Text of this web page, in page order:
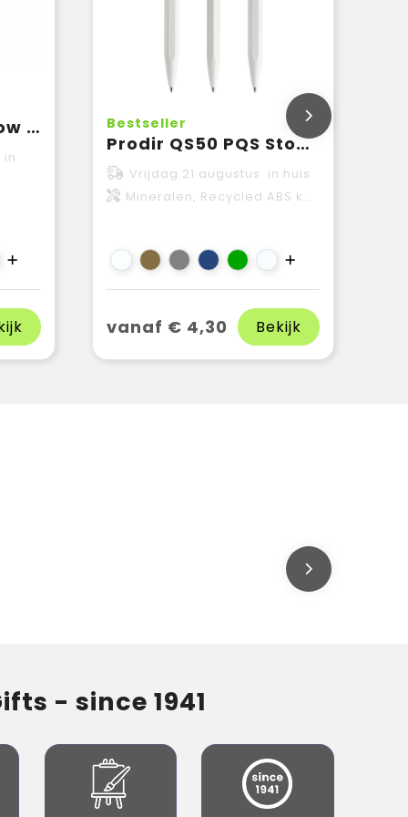
Balpen ClickShadow soft touch R-ABS
in
Bestseller
Prodir QS50 PQS Stone
Vrijdag 21 augustus in huis
Mineralen, Recycled ABS kunststof
vanaf € 4,30 Bekijk
- since 1941